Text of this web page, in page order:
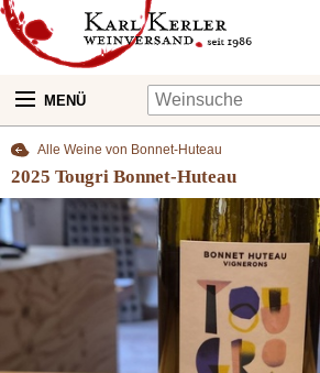
MENÜ
Alle Weine von Bonnet-Huteau
2025 Tougri Bonnet-Huteau